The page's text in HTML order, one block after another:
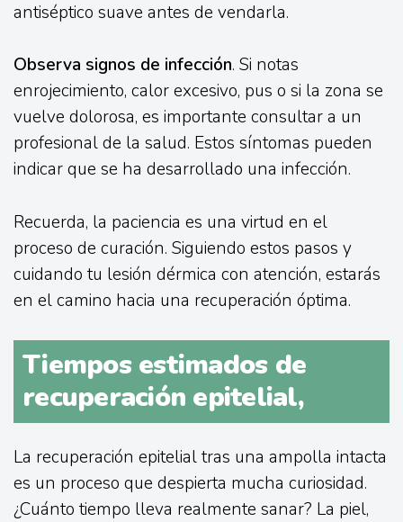
antiséptico suave antes de vendarla.
Observa signos de infección. Si notas
enrojecimiento, calor excesivo, pus o si la zona se
vuelve dolorosa, es importante consultar a un
profesional de la salud. Estos síntomas pueden
indicar que se ha desarrollado una infección.
Recuerda, la paciencia es una virtud en el
proceso de curación. Siguiendo estos pasos y
cuidando tu lesión dérmica con atención, estarás
en el camino hacia una recuperación óptima.
Tiempos estimados de
recuperación epitelial,
La recuperación epitelial tras una ampolla intacta
es un proceso que despierta mucha curiosidad.
¿Cuánto tiempo lleva realmente sanar? La piel,